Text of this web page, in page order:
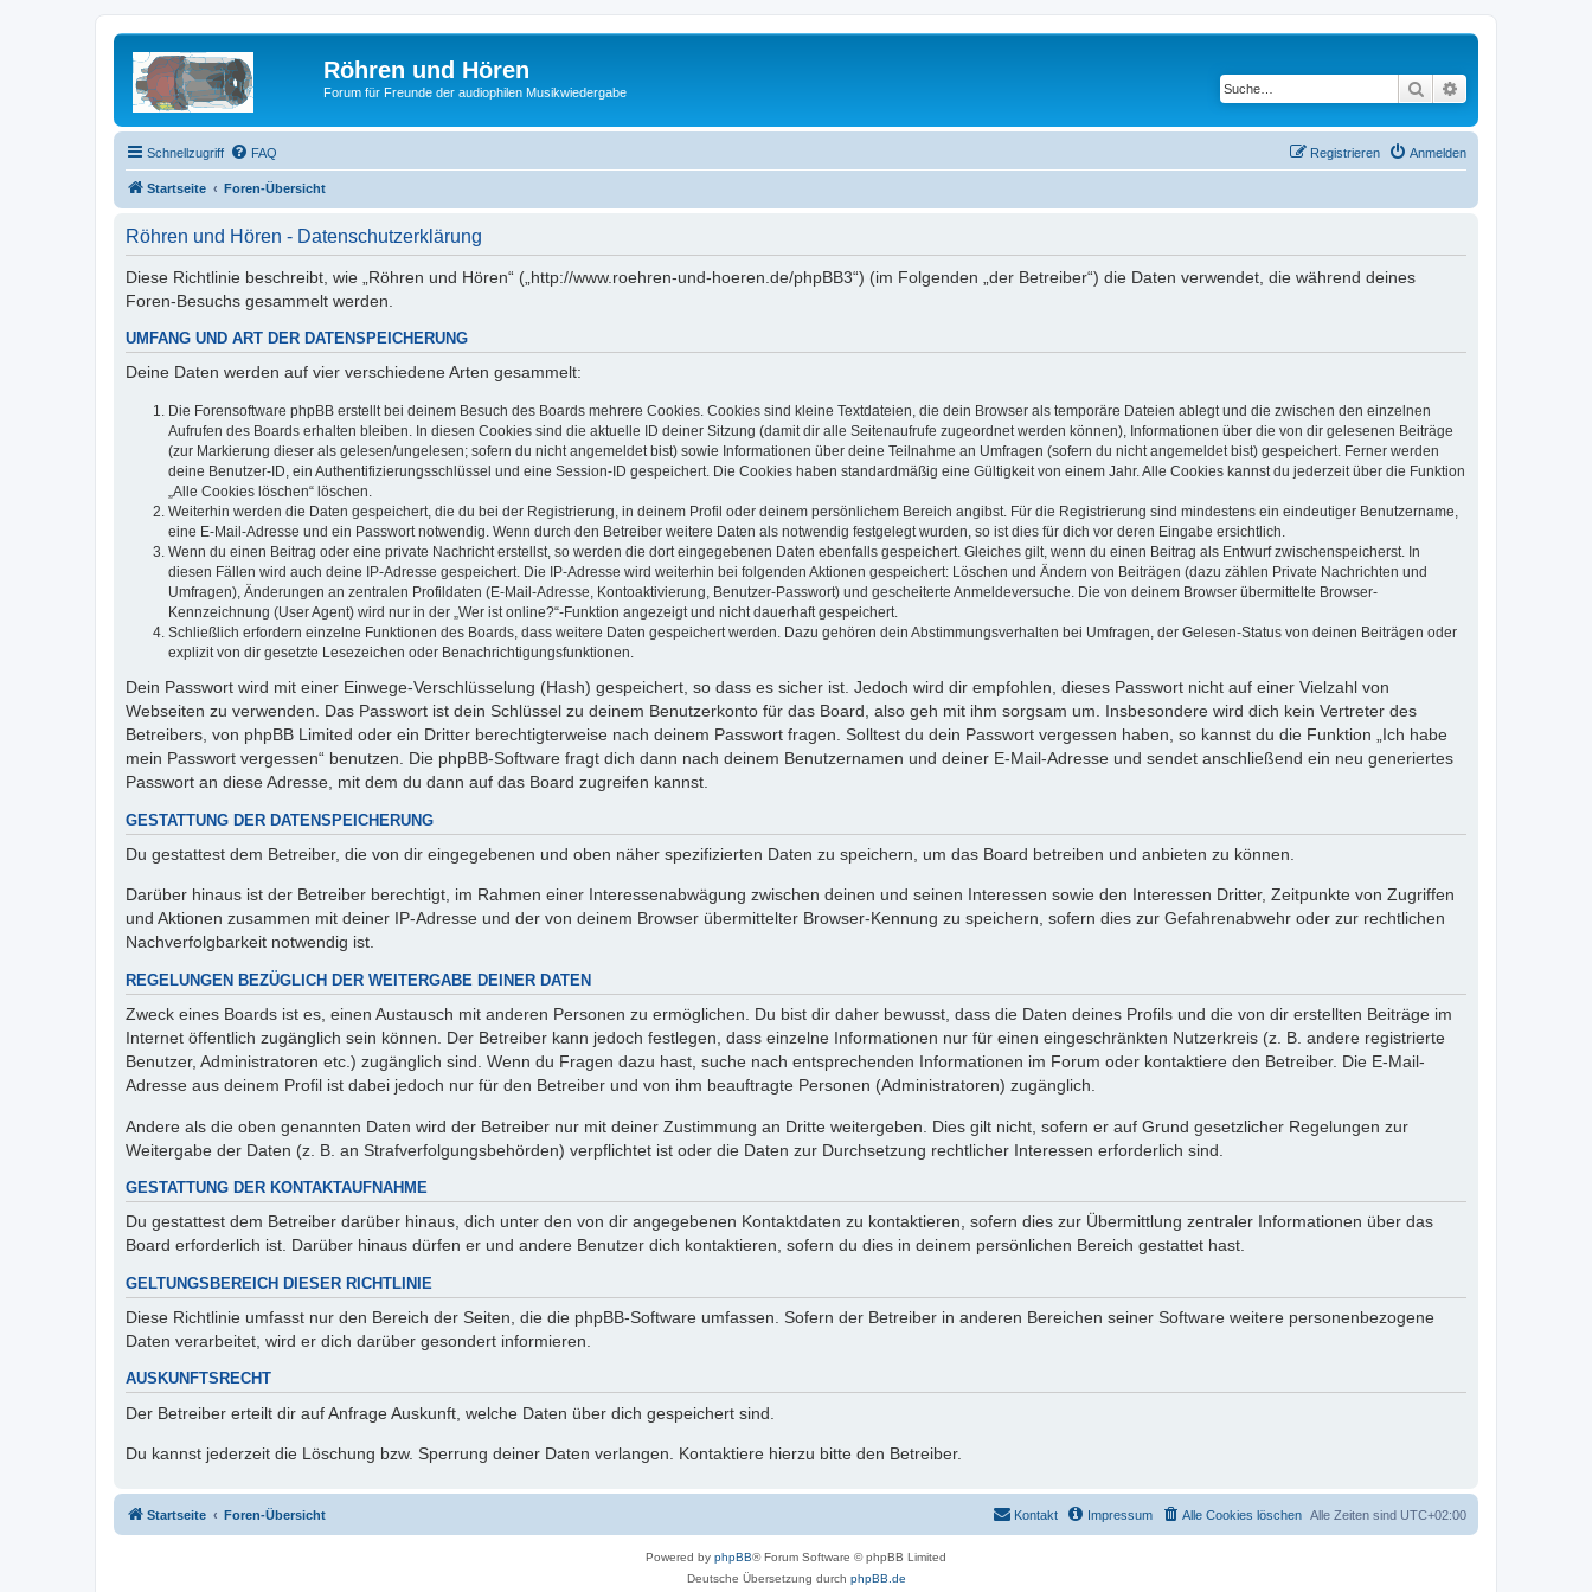
Röhren und Hören
Forum für Freunde der audiophilen Musikwiedergabe Suche
Schnellzugriff FAQ Anmelden
Registrieren
Startseite Foren-Übersicht
Röhren und Hören - Datenschutzerklärung
Diese Richtlinie beschreibt, wie „Röhren und Hören“ („http://www.roehren-und-hoeren.de/phpBB3“) (im Folgenden „der Betreiber“) die Daten verwendet, die während deines
Foren-Besuchs gesammelt werden.
UMFANG UND ART DER DATENSPEICHERUNG
Deine Daten werden auf vier verschiedene Arten gesammelt:
Die Forensoftware phpBB erstellt bei deinem Besuch des Boards mehrere Cookies. Cookies sind kleine Textdateien, die dein Browser als temporäre Dateien ablegt und die zwischen den einzelnen
Aufrufen des Boards erhalten bleiben. In diesen Cookies sind die aktuelle ID deiner Sitzung (damit dir alle Seitenaufrufe zugeordnet werden können), Informationen über die von dir gelesenen Beiträge
(zur Markierung dieser als gelesen/ungelesen; sofern du nicht angemeldet bist) sowie Informationen über deine Teilnahme an Umfragen (sofern du nicht angemeldet bist) gespeichert. Ferner werden
deine Benutzer-ID, ein Authentifizierungsschlüssel und eine Session-ID gespeichert. Die Cookies haben standardmäßig eine Gültigkeit von einem Jahr. Alle Cookies kannst du jederzeit über die Funktion
„Alle Cookies löschen“ löschen.
Weiterhin werden die Daten gespeichert, die du bei der Registrierung, in deinem Profil oder deinem persönlichem Bereich angibst. Für die Registrierung sind mindestens ein eindeutiger Benutzername,
eine E-Mail-Adresse und ein Passwort notwendig. Wenn durch den Betreiber weitere Daten als notwendig festgelegt wurden, so ist dies für dich vor deren Eingabe ersichtlich.
Wenn du einen Beitrag oder eine private Nachricht erstellst, so werden die dort eingegebenen Daten ebenfalls gespeichert. Gleiches gilt, wenn du einen Beitrag als Entwurf zwischenspeicherst. In
diesen Fällen wird auch deine IP-Adresse gespeichert. Die IP-Adresse wird weiterhin bei folgenden Aktionen gespeichert: Löschen und Ändern von Beiträgen (dazu zählen Private Nachrichten und
Umfragen), Änderungen an zentralen Profildaten (E-Mail-Adresse, Kontoaktivierung, Benutzer-Passwort) und gescheiterte Anmeldeversuche. Die von deinem Browser übermittelte Browser-
Kennzeichnung (User Agent) wird nur in der „Wer ist online?“-Funktion angezeigt und nicht dauerhaft gespeichert.
Schließlich erfordern einzelne Funktionen des Boards, dass weitere Daten gespeichert werden. Dazu gehören dein Abstimmungsverhalten bei Umfragen, der Gelesen-Status von deinen Beiträgen oder
explizit von dir gesetzte Lesezeichen oder Benachrichtigungsfunktionen.
Dein Passwort wird mit einer Einwege-Verschlüsselung (Hash) gespeichert, so dass es sicher ist. Jedoch wird dir empfohlen, dieses Passwort nicht auf einer Vielzahl von
Webseiten zu verwenden. Das Passwort ist dein Schlüssel zu deinem Benutzerkonto für das Board, also geh mit ihm sorgsam um. Insbesondere wird dich kein Vertreter des
Betreibers, von phpBB Limited oder ein Dritter berechtigterweise nach deinem Passwort fragen. Solltest du dein Passwort vergessen haben, so kannst du die Funktion „Ich habe
mein Passwort vergessen“ benutzen. Die phpBB-Software fragt dich dann nach deinem Benutzernamen und deiner E-Mail-Adresse und sendet anschließend ein neu generiertes
Passwort an diese Adresse, mit dem du dann auf das Board zugreifen kannst.
GESTATTUNG DER DATENSPEICHERUNG
Du gestattest dem Betreiber, die von dir eingegebenen und oben näher spezifizierten Daten zu speichern, um das Board betreiben und anbieten zu können.
Darüber hinaus ist der Betreiber berechtigt, im Rahmen einer Interessenabwägung zwischen deinen und seinen Interessen sowie den Interessen Dritter, Zeitpunkte von Zugriffen
und Aktionen zusammen mit deiner IP-Adresse und der von deinem Browser übermittelter Browser-Kennung zu speichern, sofern dies zur Gefahrenabwehr oder zur rechtlichen
Nachverfolgbarkeit notwendig ist.
REGELUNGEN BEZÜGLICH DER WEITERGABE DEINER DATEN
Zweck eines Boards ist es, einen Austausch mit anderen Personen zu ermöglichen. Du bist dir daher bewusst, dass die Daten deines Profils und die von dir erstellten Beiträge im
Internet öffentlich zugänglich sein können. Der Betreiber kann jedoch festlegen, dass einzelne Informationen nur für einen eingeschränkten Nutzerkreis (z. B. andere registrierte
Benutzer, Administratoren etc.) zugänglich sind. Wenn du Fragen dazu hast, suche nach entsprechenden Informationen im Forum oder kontaktiere den Betreiber. Die E-Mail-
Adresse aus deinem Profil ist dabei jedoch nur für den Betreiber und von ihm beauftragte Personen (Administratoren) zugänglich.
Andere als die oben genannten Daten wird der Betreiber nur mit deiner Zustimmung an Dritte weitergeben. Dies gilt nicht, sofern er auf Grund gesetzlicher Regelungen zur
Weitergabe der Daten (z. B. an Strafverfolgungsbehörden) verpflichtet ist oder die Daten zur Durchsetzung rechtlicher Interessen erforderlich sind.
GESTATTUNG DER KONTAKTAUFNAHME
Du gestattest dem Betreiber darüber hinaus, dich unter den von dir angegebenen Kontaktdaten zu kontaktieren, sofern dies zur Übermittlung zentraler Informationen über das
Board erforderlich ist. Darüber hinaus dürfen er und andere Benutzer dich kontaktieren, sofern du dies in deinem persönlichen Bereich gestattet hast.
GELTUNGSBEREICH DIESER RICHTLINIE
Diese Richtlinie umfasst nur den Bereich der Seiten, die die phpBB-Software umfassen. Sofern der Betreiber in anderen Bereichen seiner Software weitere personenbezogene
Daten verarbeitet, wird er dich darüber gesondert informieren.
AUSKUNFTSRECHT
Der Betreiber erteilt dir auf Anfrage Auskunft, welche Daten über dich gespeichert sind.
Du kannst jederzeit die Löschung bzw. Sperrung deiner Daten verlangen. Kontaktiere hierzu bitte den Betreiber.
Startseite Foren-Übersicht Alle Zeiten sind UTC+02:00
Alle Cookies löschen
Impressum
Kontakt
Powered by phpBB® Forum Software © phpBB Limited
Deutsche Übersetzung durch phpBB.de